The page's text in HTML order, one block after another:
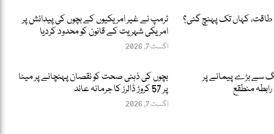
کہاں تک پہنچ گئی؟
ٹرمپ نے غیر امریکیوں کے بچوں کی پیدائش پر
امریکی شہریت کے قانون کو محدود کردیا
اگست 7, 2026
سے بڑے پیمانے پر
بچوں کی ذہنی صحت کو نقصان پہنچانے پر میٹا
پر 57 کروڑ ڈالرز کا جرمانہ عائد
اگست 7, 2026